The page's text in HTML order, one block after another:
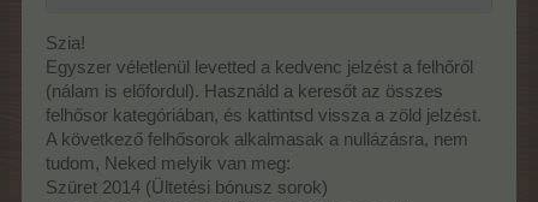
Szia!
Egyszer véletlenül levetted a kedvenc jelzést a felhőről
(nálam is előfordul). Használd a keresőt az összes
felhősor kategóriában, és kattintsd vissza a zöld jelzést.
A következő felhősorok alkalmasak a nullázásra, nem
tudom, Neked melyik van meg:
Szüret 2014 (Ültetési bónusz sorok)